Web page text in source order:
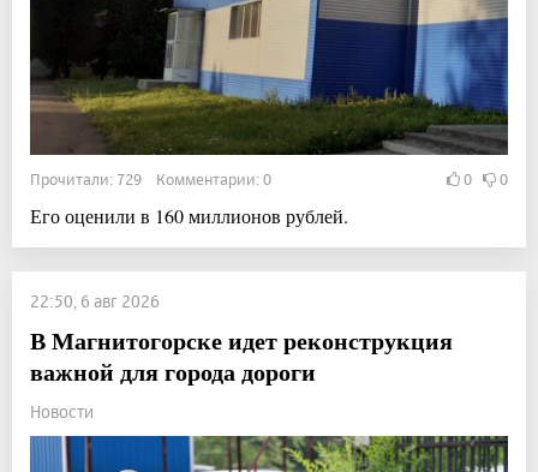
Прочитали: 729 Комментарии: 0 0 0
Его оценили в 160 миллионов рублей.
22:50, 6 авг 2026
В Магнитогорске идет реконструкция
важной для города дороги
Новости